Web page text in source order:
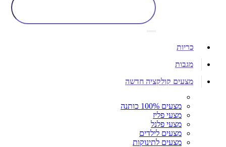
כריות
מגבות
מצעים קולקציה חדשה
מצעים 100% כותנה
מצעי פליז
מצעי פלנל
מצעים לילדים
מצעים לתינוקות